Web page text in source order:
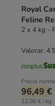
Royal
Feline
2 x 4 kg -
Precio
96,49 €
12,06 € / kg
Valorar: